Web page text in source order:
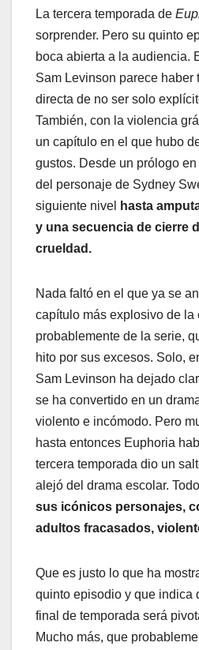
La tercera temporada de
sorprender. Pero su quinto
boca abierta a la audiencia.
Sam Levinson parece haber
directa de no ser solo
También, con la violencia
un capítulo en el que hubo
gustos. Desde un prólogo
del personaje de Sydney
siguiente nivel
hasta
y una secuencia de cierre
crueldad.
Nada faltó en el que ya se
capítulo más explosivo de la
probablemente de la serie,
hito por sus excesos. Solo,
Sam Levinson ha dejado
se ha convertido en un
violento e incómodo. Pero
hasta entonces Euphoria
tercera temporada dio un
alejó del drama escolar.
sus icónicos personajes,
adultos fracasados,
Que es justo lo que ha
quinto episodio y que indica
final de temporada será
Mucho más, que